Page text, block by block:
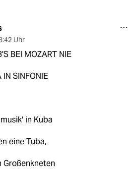
Uhr
BEI MOZART NIE
SINFONIE
in Kuba
eine Tuba,
Großenkneten